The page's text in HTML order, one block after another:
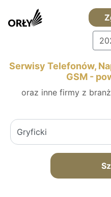
Serwisy Telefonów,
GSM -
oraz inne firmy z